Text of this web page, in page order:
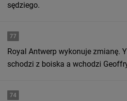
sędziego.
77
Royal Antwerp wykonuje zmianę.
schodzi z boiska a wchodzi
74